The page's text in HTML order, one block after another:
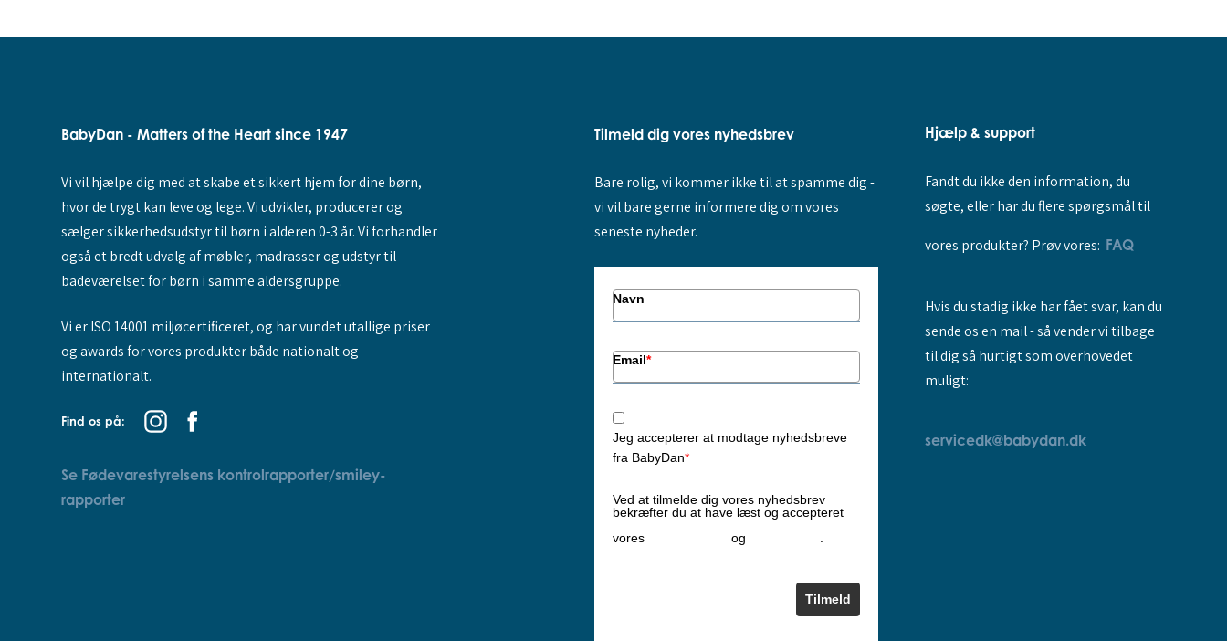
BabyDan - Matters of the Heart since 1947
Vi vil hjælpe dig med at skabe et sikkert hjem for dine børn,
hvor de trygt kan leve og lege. Vi udvikler, producerer og
sælger sikkerhedsudstyr til børn i alderen 0-3 år. Vi forhandler
også et bredt udvalg af møbler, madrasser og udstyr til
badeværelset for børn i samme aldersgruppe.
Vi er ISO 14001 miljøcertificeret, og har vundet utallige priser
og awards for vores produkter både nationalt og
internationalt.
Find os på:
Se Fødevarestyrelsens kontrolrapporter/smiley-
rapporter
Tilmeld dig vores nyhedsbrev
Bare rolig, vi kommer ikke til at spamme dig -
vi vil bare gerne informere dig om vores
seneste nyheder.
Navn
Email*
Jeg accepterer at modtage nyhedsbreve
fra BabyDan*
Ved at tilmelde dig vores nyhedsbrev
bekræfter du at have læst og accepteret
vores
og .
Tilmeld
Hjælp & support
Fandt du ikke den information, du
søgte, eller har du flere spørgsmål til
vores produkter? Prøv vores: FAQ
Hvis du stadig ikke har fået svar, kan du
sende os en mail - så vender vi tilbage
til dig så hurtigt som overhovedet
muligt:
servicedk@babydan.dk